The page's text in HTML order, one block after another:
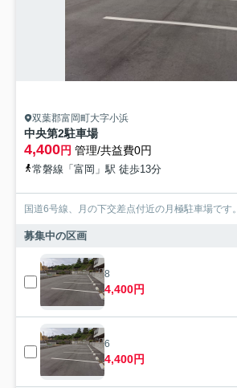
双葉郡富岡町大字小浜
中央第2駐車場
4,400円 管理/共益費0円
常磐線「富岡」駅 徒歩13分
国道6号線、月の下交差点付近の月極駐車場です。
募集中の区画
8
4,400円
6
4,400円